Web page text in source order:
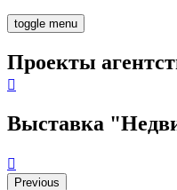
toggle menu
Проекты
Выставка
Previous